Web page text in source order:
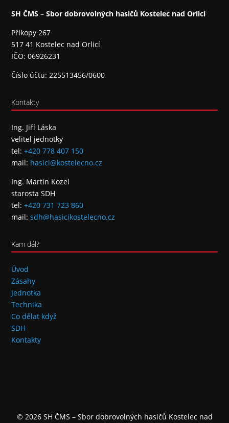
SH ČMS – Sbor dobrovolných hasičů Kostelec nad Orlicí
Příkopy 267
517 41 Kostelec nad Orlicí
IČO: 06926231
Číslo účtu: 225513456/0600
Kontakty
Ing. Jiří Láska
velitel jednotky
tel:+420 778 407 150
mail: hasici@kostelecno.cz
Ing. Martin Kozel
starosta SDH
tel:+420 731 723 860
mail:sdh@hasicikostelecno.cz
Kam dál?
Úvod
Zásahy
Jednotka
Technika
Co dělat když
SDH
Kontakty
© 2026 SH ČMS – Sbor dobrovolných hasičů Kostelec nad